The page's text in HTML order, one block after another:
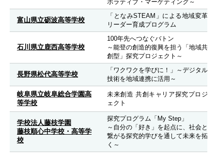
ボラティブ・マーケティング～
富山県立砺波高等学校
「となみSTEAM」による地域変革
リーダー育成プログラム
石川県立鹿西高等学校
100年先へつなぐバトン
～能登の創造的復興を担う「地域共
創型」探究プロジェクト～
長野県松代高等学校
「ワクワクを学びに！」～デジタル
技術を地域連携に活用～
岐阜県立岐阜総合学園高
等学校
未来創造 共創キャリア探究プロジ
ェクト
学校法人藤枝学園
藤枝順心中学校・高等学
校
探究プログラム「My Step」
～自分の「好き」を起点に、社会と
繋がる探究的学びを通して未来を拓
く～